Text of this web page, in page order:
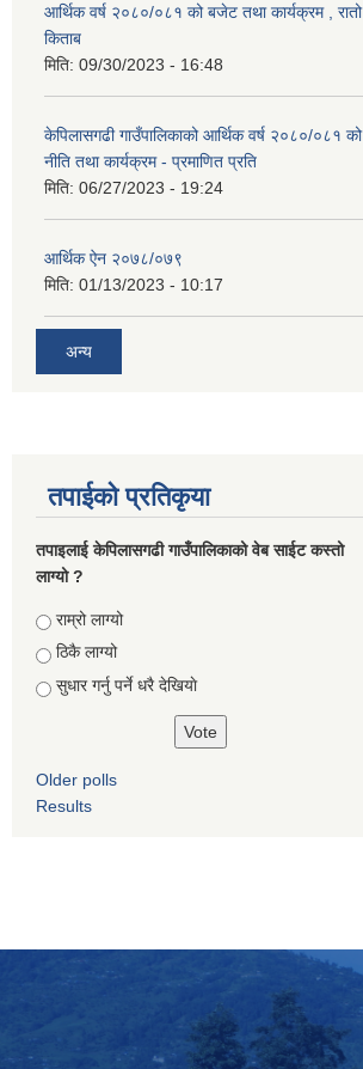
आर्थिक वर्ष २०८०/०८१ को बजेट तथा कार्यक्रम , रातो
किताब
मिति: 09/30/2023 - 16:48
केपिलासगढी गाउँपालिकाको आर्थिक वर्ष २०८०/०८१ को
नीति तथा कार्यक्रम - प्रमाणित प्रति
मिति: 06/27/2023 - 19:24
आर्थिक ऐन २०७८/०७९
मिति: 01/13/2023 - 10:17
अन्य
तपाईको प्रतिकृया
तपाइलाई केपिलासगढी गाउँपालिकाको वेब साईट कस्तो
लाग्यो ?
Choices
राम्रो लाग्यो
ठिकै लाग्यो
सुधार गर्नु पर्ने धरै देखियाे
Older polls
Results